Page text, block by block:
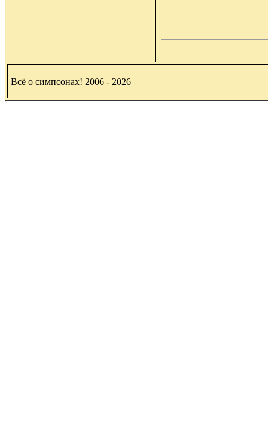
Всё о симпсонах! 2006 - 2026